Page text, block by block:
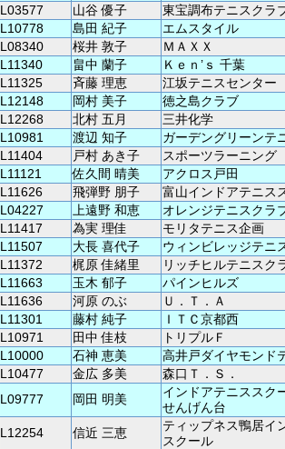
L03577 山谷 優子
東宝調布テニスクラ
L10778 島田 紀子
エムスタイル
L08340 桜井 敦子
ＭＡＸＸ
L11340 畠中 蘭子
Ｋｅｎ’ｓ 千葉
L11325 斉藤 理恵
江坂テニスセンター
L12148 岡村 美子
徳之島クラブ
L12268 北村 五月
三井化学
L10981 渡辺 知子
ガーデングリーンテ
L11404 戸村 あき子
スポーツラーニング
L11121 佐久間 晴美
アクロス戸田
L11626 飛弾野 朋子
富山インドアテニス
L04227 上遠野 和恵
オレンジテニスクラ
L11417 為実 理佳
モリタテニス企画
L11507 大長 喜代子
ウィンビレッジテニ
L11372 梶原 佳緒里
リッチヒルテニスク
L11663 玉木 郁子
パインヒルズ
L11636 河原 のぶ
Ｕ．Ｔ．Ａ
L11301 藤村 純子
ＩＴＣ京都西
L10971 田中 佳枝
トリプルＦ
L10000 石神 恵美
高井戸ダイヤモンド
L10477 金広 多美
森口Ｔ．Ｓ．
L09777 岡田 明美
インドアテニススク
せんげん台
L12254 信近 三恵
ティップネス鴨居イ
スクール